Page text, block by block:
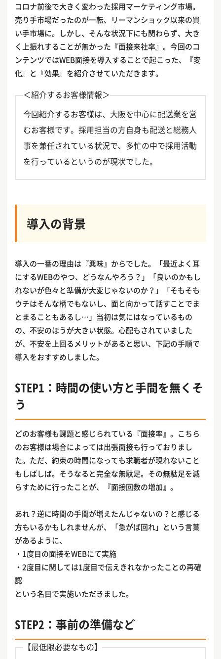
コロナ前後で大きく変わった採用マーケティング市場。
売り手市場だったのが一転、リーマンショック以来の買
い手市場に。しかし、そんな状況下にも関わらず、大き
く上振れすることが無かった『面接来社率』。今回のコ
ンテンツではWEB面接を導入することで起こった、『変
化』と『効果』を紹介させていただきます。
＜紹介するお客様情報＞
今回紹介するお客様は、大阪を中心に配送業を営
むお客様です。採用担当の方自身も配送と総務人
事を兼任されている状況で、多忙の中で採用活動
を行っているというのが現状でした。
導入の背景
導入の一番の理由は『興味』からでした。「最近よく耳
にするWEBのやつ、どうなんやろう？」「良いのかもし
れないが色々と準備が大変じゃないのか？」「そもそも
ウチはそんな柄でもないし、面と向かって話すことでま
とまることもあるし…」当初は気にはなっているもの
の、不安のほうが大きい状態。心配もされていました
が、不安を上回るメリットがあると思い、下記の手順で
導入をおすすめしました。
STEP1：時間の使い方と手間を無くそ
う
どのお客様も課題と感じられている『面接率』。こちら
のお客様は場合によっては出張面接も行っておりまし
た。ただ、約束の時間になっても求職者が現れないこと
もしばしば。そうなると完全な無駄足。その無駄足を減
らすために行ったことが、『面接回数の増加』。
あれ？逆に時間の手間が増えたんじゃないの？と感じる
方もいるかもしれませんが、「急がば回れ」という言葉
があるように、
・1度目の面接をWEBにて実施
・2度目に関しては1度目で伝えきれなかったことの再確
認
という名目で実施いただきました。
STEP2：事前の準備など
【最低限必要なもの】